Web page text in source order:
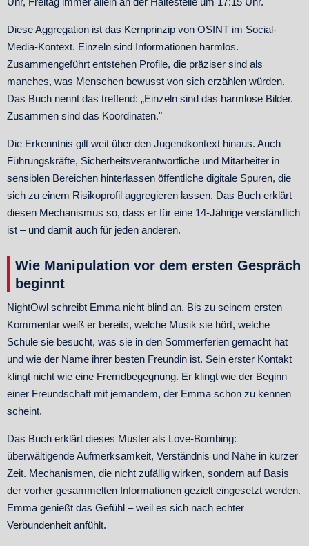
Diese Aggregation ist das Kernprinzip von OSINT im Social-
Media-Kontext. Einzeln sind Informationen harmlos.
Zusammengeführt entstehen Profile, die präziser sind als
manches, was Menschen bewusst von sich erzählen würden.
Das Buch nennt das treffend: „Einzeln sind das harmlose Bilder.
Zusammen sind das Koordinaten."
Die Erkenntnis gilt weit über den Jugendkontext hinaus. Auch
Führungskräfte, Sicherheitsverantwortliche und Mitarbeiter in
sensiblen Bereichen hinterlassen öffentliche digitale Spuren, die
sich zu einem Risikoprofil aggregieren lassen. Das Buch erklärt
diesen Mechanismus so, dass er für eine 14-Jährige verständlich
ist – und damit auch für jeden anderen.
Wie Manipulation vor dem ersten Gespräch
beginnt
NightOwl schreibt Emma nicht blind an. Bis zu seinem ersten
Kommentar weiß er bereits, welche Musik sie hört, welche
Schule sie besucht, was sie in den Sommerferien gemacht hat
und wie der Name ihrer besten Freundin ist. Sein erster Kontakt
klingt nicht wie eine Fremdbegegnung. Er klingt wie der Beginn
einer Freundschaft mit jemandem, der Emma schon zu kennen
scheint.
Das Buch erklärt dieses Muster als Love-Bombing:
überwältigende Aufmerksamkeit, Verständnis und Nähe in kurzer
Zeit. Mechanismen, die nicht zufällig wirken, sondern auf Basis
der vorher gesammelten Informationen gezielt eingesetzt werden.
Emma genießt das Gefühl – weil es sich nach echter
Verbundenheit anfühlt.